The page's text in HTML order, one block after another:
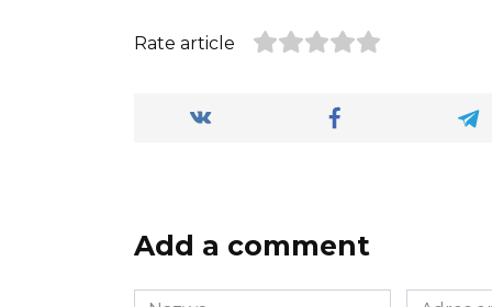
Rate article
Add a comment
Nazwa Adres